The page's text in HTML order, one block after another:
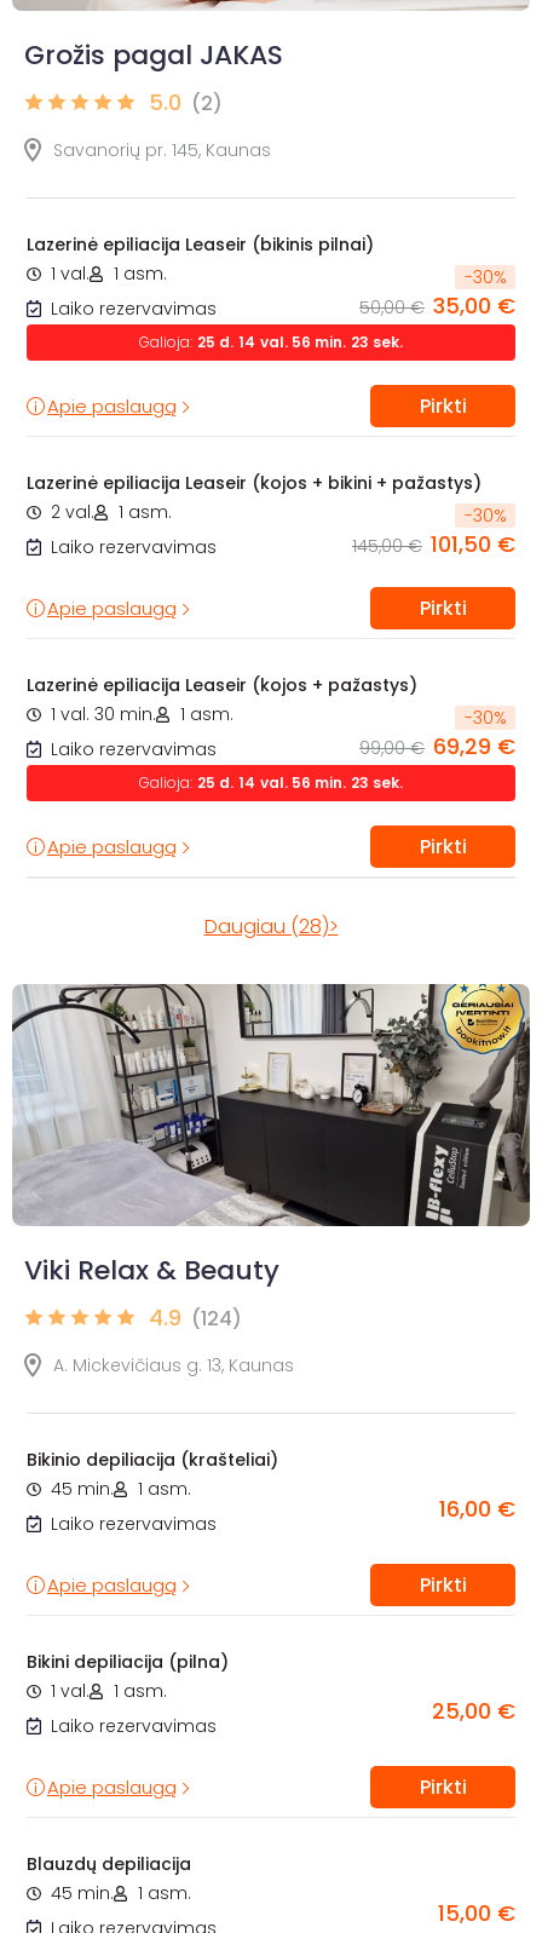
Grožis pagal JAKAS
5.0 (2)
Savanorių pr. 145, Kaunas
Lazerinė epiliacija Leaseir (bikinis pilnai)
1 val.
1 asm.
Laiko rezervavimas
-30%
50,00 € 35,00 €
Galioja: 25 d. 14 val. 56 min. 22 sek.
Apie paslaugą Pirkti
Lazerinė epiliacija Leaseir (kojos + bikini + pažastys)
2 val.
1 asm.
Laiko rezervavimas
-30%
145,00 € 101,50 €
Apie paslaugą Pirkti
Lazerinė epiliacija Leaseir (kojos + pažastys)
1 val. 30 min.
1 asm.
Laiko rezervavimas
-30%
99,00 € 69,29 €
Galioja: 25 d. 14 val. 56 min. 22 sek.
Apie paslaugą Pirkti
Daugiau (28)>
Viki Relax & Beauty
4.9 (124)
A. Mickevičiaus g. 13, Kaunas
Bikinio depiliacija (krašteliai)
45 min.
1 asm.
Laiko rezervavimas
16,00 €
Apie paslaugą Pirkti
Bikini depiliacija (pilna)
1 val.
1 asm.
Laiko rezervavimas
25,00 €
Apie paslaugą Pirkti
Blauzdų depiliacija
45 min.
1 asm.
Laiko rezervavimas
15,00 €